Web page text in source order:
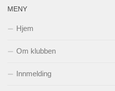
MENY
Hjem
Om klubben
Innmelding